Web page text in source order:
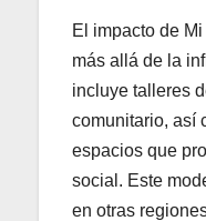
El impacto de
más allá de la
incluye talleres
comunitario, así
espacios que
social. Este
en otras